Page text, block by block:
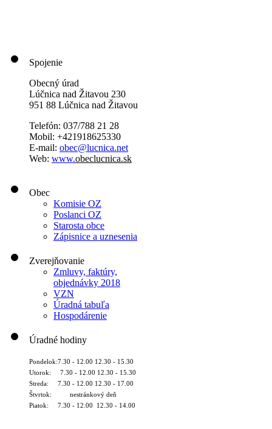
Spojenie
Obecný úrad
Lúčnica nad Žitavou 230
951 88 Lúčnica nad Žitavou
Telefón: 037/788 21 28
Mobil: +421918625330
E-mail: obec@lucnica.net
Web: www.obeclucnica.sk
Obec
Komisie OZ
Poslanci OZ
Starosta obce
Zápisnice a uznesenia
Zverejňovanie
Zmluvy, faktúry,
objednávky 2018
VZN
Úradná tabuľa
Hospodárenie
Úradné hodiny
Pondelok:7.30 - 12.00 12.30 - 15.30
Utorok: 7.30 - 12.00 12.30 - 15.30
Streda: 7.30 - 12.00 12.30 - 17.00
Štvrtok: nestránkový deň
Piatok: 7.30 - 12.00 12.30 - 14.00